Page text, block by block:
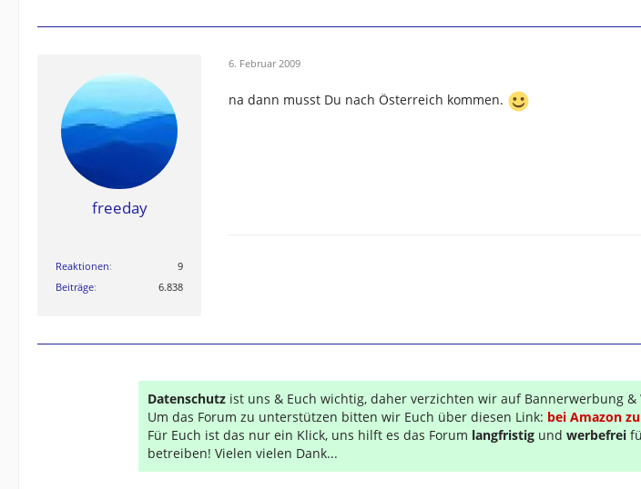
freeday
Reaktionen
9
Beiträge
6.838
6. Februar 2009
na dann musst Du nach Österreich kommen.
Datenschutz ist uns & Euch wichtig, daher verzichten wir auf Bannerwerbung &
Um das Forum zu unterstützen bitten wir Euch über diesen Link: bei Amazon
Für Euch ist das nur ein Klick, uns hilft es das Forum langfristig und werbefrei
betreiben! Vielen vielen Dank...